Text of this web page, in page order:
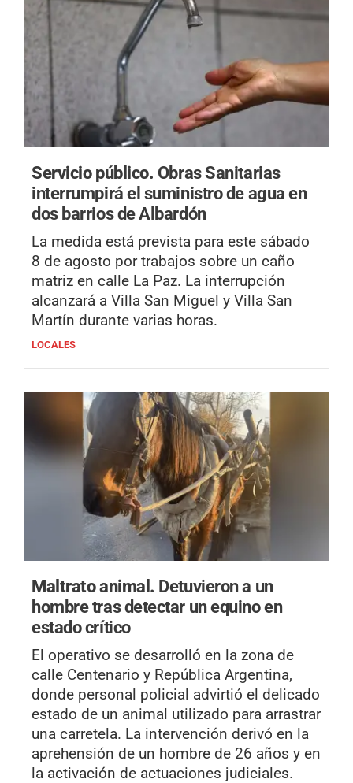
Servicio público. Obras Sanitarias
interrumpirá el suministro de agua en
dos barrios de Albardón
La medida está prevista para este sábado
8 de agosto por trabajos sobre un caño
matriz en calle La Paz. La interrupción
alcanzará a Villa San Miguel y Villa San
Martín durante varias horas.
LOCALES
Maltrato animal. Detuvieron a un
hombre tras detectar un equino en
estado crítico
El operativo se desarrolló en la zona de
calle Centenario y República Argentina,
donde personal policial advirtió el delicado
estado de un animal utilizado para arrastrar
una carretela. La intervención derivó en la
aprehensión de un hombre de 26 años y en
la activación de actuaciones judiciales.